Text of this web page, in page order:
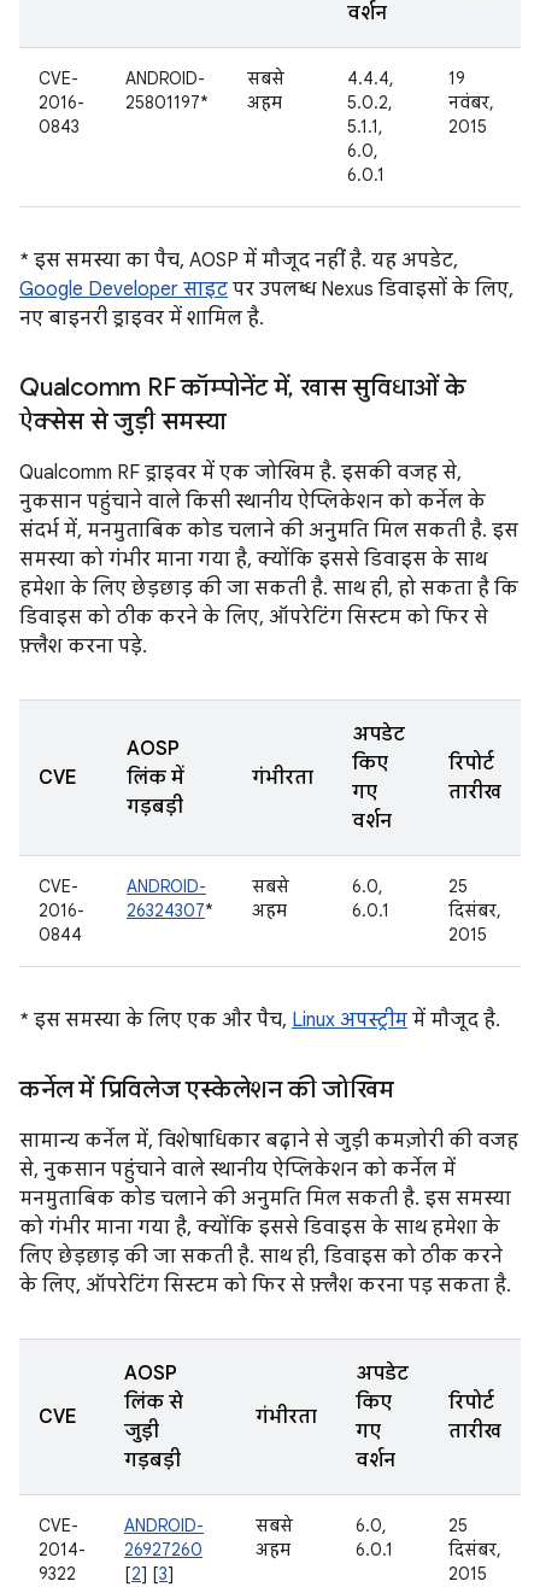
वर्शन
CVE-
2016-
0843
ANDROID-
25801197*
सबसे
अहम
4.4.4,
5.0.2,
5.1.1,
6.0,
6.0.1
19
नवंबर,
2015
* इस समस्या का पैच, AOSP में मौजूद नहीं है. यह अपडेट,
Google Developer साइट पर उपलब्ध Nexus डिवाइसों के लिए,
नए बाइनरी ड्राइवर में शामिल है.
Qualcomm RF कॉम्पोनेंट में, खास सुविधाओं के
ऐक्सेस से जुड़ी समस्या
Qualcomm RF ड्राइवर में एक जोखिम है. इसकी वजह से,
नुकसान पहुंचाने वाले किसी स्थानीय ऐप्लिकेशन को कर्नेल के
संदर्भ में, मनमुताबिक कोड चलाने की अनुमति मिल सकती है. इस
समस्या को गंभीर माना गया है, क्योंकि इससे डिवाइस के साथ
हमेशा के लिए छेड़छाड़ की जा सकती है. साथ ही, हो सकता है कि
डिवाइस को ठीक करने के लिए, ऑपरेटिंग सिस्टम को फिर से
फ़्लैश करना पड़े.
CVE
AOSP
लिंक में
गड़बड़ी
गंभीरता
अपडेट
किए
गए
वर्शन
रिपोर्ट
तारीख
CVE-
2016-
0844
ANDROID-
26324307*
सबसे
अहम
6.0,
6.0.1
25
दिसंबर,
2015
* इस समस्या के लिए एक और पैच, Linux अपस्ट्रीम में मौजूद है.
कर्नेल में प्रिविलेज एस्केलेशन की जोखिम
सामान्य कर्नेल में, विशेषाधिकार बढ़ाने से जुड़ी कमज़ोरी की वजह
से, नुकसान पहुंचाने वाले स्थानीय ऐप्लिकेशन को कर्नेल में
मनमुताबिक कोड चलाने की अनुमति मिल सकती है. इस समस्या
को गंभीर माना गया है, क्योंकि इससे डिवाइस के साथ हमेशा के
लिए छेड़छाड़ की जा सकती है. साथ ही, डिवाइस को ठीक करने
के लिए, ऑपरेटिंग सिस्टम को फिर से फ़्लैश करना पड़ सकता है.
CVE
AOSP
लिंक से
जुड़ी
गड़बड़ी
गंभीरता
अपडेट
किए
गए
वर्शन
रिपोर्ट
तारीख
CVE-
2014-
9322
ANDROID-
26927260
[2] [3]
सबसे
अहम
6.0,
6.0.1
25
दिसंबर,
2015